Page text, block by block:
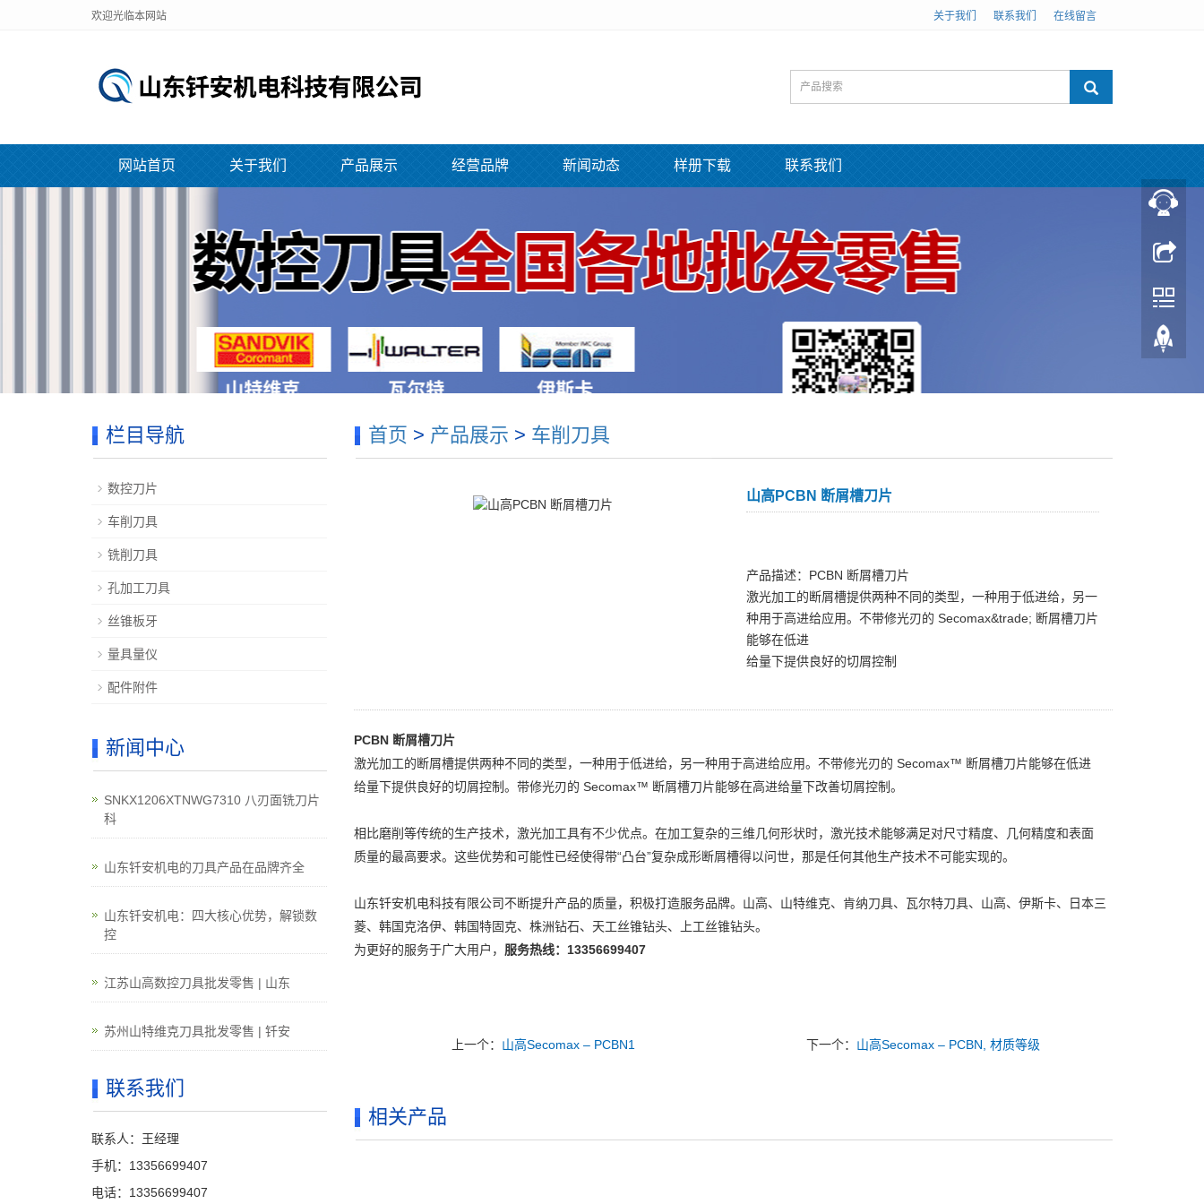
欢迎光临本网站 关于我们 联系我们 在线留言
网站首页 关于我们 产品展示 经营品牌 新闻动态 样册下载 联系我们
首页 > 产品展示 > 车削刀具
山高PCBN 断屑槽⼑⽚
产品描述：PCBN 断屑槽⼑⽚
激光加工的断屑槽提供两种不同的类型，一种用于低进给，另一
种用于高进给应用。不带修光刃的 Secomax&trade; 断屑槽刀片
能够在低进
给量下提供良好的切屑控制
PCBN 断屑槽⼑⽚
激光加工的断屑槽提供两种不同的类型，一种用于低进给，另一种用于高进给应用。不带修光刃的 Secomax™ 断屑槽刀片能够在低进
给量下提供良好的切屑控制。带修光刃的 Secomax™ 断屑槽刀片能够在高进给量下改善切屑控制。
相比磨削等传统的生产技术，激光加工具有不少优点。在加工复杂的三维几何形状时，激光技术能够满足对尺寸精度、几何精度和表面
质量的最高要求。这些优势和可能性已经使得带“凸台”复杂成形断屑槽得以问世，那是任何其他生产技术不可能实现的。
山东钎安机电科技有限公司不断提升产品的质量，积极打造服务品牌。山高、山特维克、肯纳刀具、瓦尔特刀具、山高、伊斯卡、日本三
菱、韩国克洛伊、韩国特固克、株洲钻石、天工丝锥钻头、上工丝锥钻头。
为更好的服务于广大用户， 服务热线：13356699407
上一个： 山高Secomax – PCBN1 下一个： 山高Secomax – PCBN, 材质等级
相关产品
栏目导航
数控刀片
车削刀具
铣削刀具
孔加工刀具
丝锥板牙
量具量仪
配件附件
新闻中心
SNKX1206XTNWG7310 八刃面铣刀片
科
山东钎安机电的刀具产品在品牌齐全
山东钎安机电：四大核心优势，解锁数
控
江苏山高数控刀具批发零售 | 山东
苏州山特维克刀具批发零售 | 钎安
联系我们
联系人：王经理
手机：13356699407
电话：13356699407